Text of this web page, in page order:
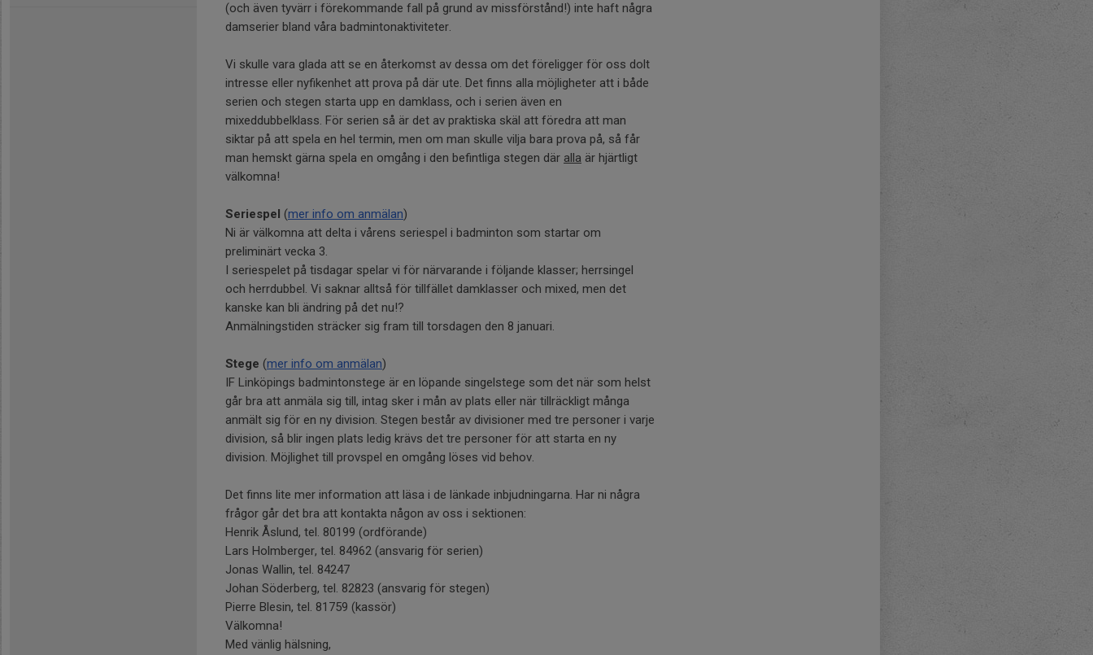
(och även tyvärr i förekommande fall på grund av missförstånd!) inte haft några
damserier bland våra badmintonaktiviteter.
Vi skulle vara glada att se en återkomst av dessa om det föreligger för oss dolt
intresse eller nyfikenhet att prova på där ute. Det finns alla möjligheter att i både
serien och stegen starta upp en damklass, och i serien även en
mixeddubbelklass. För serien så är det av praktiska skäl att föredra att man
siktar på att spela en hel termin, men om man skulle vilja bara prova på, så får
man hemskt gärna spela en omgång i den befintliga stegen där alla är hjärtligt
välkomna!
Seriespel (mer info om anmälan)
Ni är välkomna att delta i vårens seriespel i badminton som startar om
preliminärt vecka 3.
I seriespelet på tisdagar spelar vi för närvarande i följande klasser; herrsingel
och herrdubbel. Vi saknar alltså för tillfället damklasser och mixed, men det
kanske kan bli ändring på det nu!?
Anmälningstiden sträcker sig fram till torsdagen den 8 januari.
Stege (mer info om anmälan)
IF Linköpings badmintonstege är en löpande singelstege som det när som helst
går bra att anmäla sig till, intag sker i mån av plats eller när tillräckligt många
anmält sig för en ny division. Stegen består av divisioner med tre personer i varje
division, så blir ingen plats ledig krävs det tre personer för att starta en ny
division. Möjlighet till provspel en omgång löses vid behov.
Det finns lite mer information att läsa i de länkade inbjudningarna. Har ni några
frågor går det bra att kontakta någon av oss i sektionen:
Henrik Åslund, tel. 80199 (ordförande)
Lars Holmberger, tel. 84962 (ansvarig för serien)
Jonas Wallin, tel. 84247
Johan Söderberg, tel. 82823 (ansvarig för stegen)
Pierre Blesin, tel. 81759 (kassör)
Välkomna!
Med vänlig hälsning,